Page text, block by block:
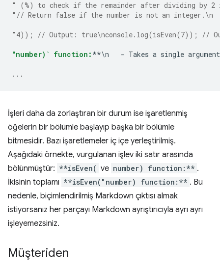
" (%) to check if the remainder after dividing by
"// Return false if the number is not an integer.\n
"4)); // Output: true\nconsole.log(isEven(7)); //
"number)` function: **\n   - Takes a single
...
İşleri daha da zorlaştıran bir durum ise işaretlenmiş
öğelerin bir bölümle başlayıp başka bir bölümle
bitmesidir. Bazı işaretlemeler iç içe yerleştirilmiş.
Aşağıdaki örnekte, vurgulanan işlev iki satır arasında
bölünmüştür: **isEven( ve number) function:** .
İkisinin toplamı **isEven("number) function:** . Bu
nedenle, biçimlendirilmiş Markdown çıktısı almak
istiyorsanız her parçayı Markdown ayrıştırıcıyla ayrı ayrı
işleyemezsiniz.
Müşteriden